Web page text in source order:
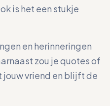
is het een stukje
en herinneringen
zou je quotes of
jouw vriend en blijft de